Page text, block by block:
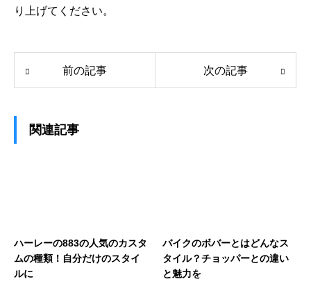
り上げてください。
前の記事 次の記事
関連記事
ハーレーの883の人気のカスタ
ムの種類！自分だけのスタイ
ルに
バイクのボバーとはどんなス
タイル？チョッパーとの違い
と魅力を